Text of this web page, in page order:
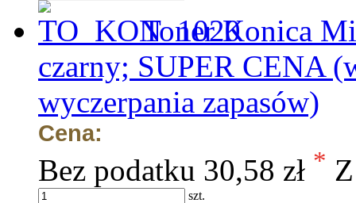
Toner Konica
czarny; SUPER CENA
wyczerpania zapasów)
Cena:
Bez podatku 30,58 zł *
szt.